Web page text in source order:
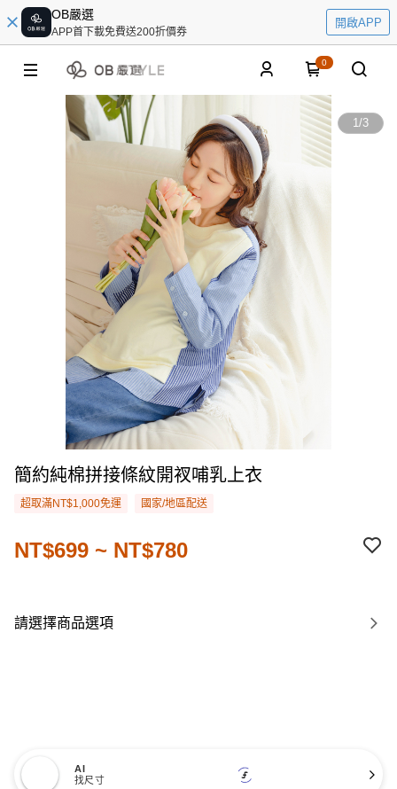
OB嚴選
APP首下載免費送200折價券
開啟APP
0
1/3
簡約純棉拼接條紋開衩哺乳上衣
超取滿NT$1,000免運 國家/地區配送
NT$699 ~ NT$780
請選擇商品選項
AI
找尺寸